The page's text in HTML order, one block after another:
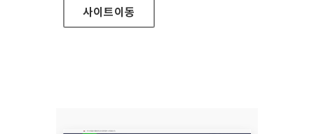
사이트이동